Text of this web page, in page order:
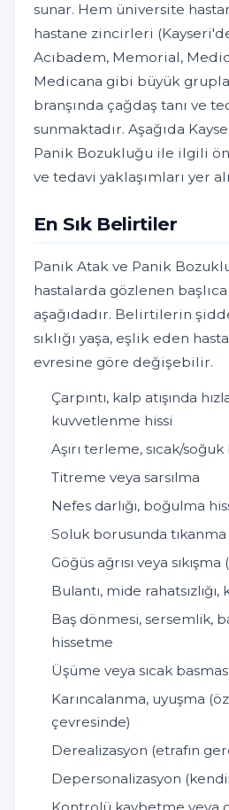
sunar. Hem üniversite
hastane zincirleri
Acıbadem, Memorial,
Medicana gibi büyük
branşında çağdaş tanı ve
sunmaktadır. Aşağıda
Panik Bozukluğu ile ilgili
ve tedavi yaklaşımları yer
En Sık Belirtiler
Panik Atak ve Panik
hastalarda gözlenen
aşağıdadır. Belirtilerin
sıklığı yaşa, eşlik eden
evresine göre değişebilir.
Çarpıntı, kalp atışında
kuvvetlenme hissi
Aşırı terleme, sıcak/soğuk
Titreme veya sarsılma
Nefes darlığı, boğulma
Soluk borusunda tıkanma
Göğüs ağrısı veya
Bulantı, mide rahatsızlığı,
Baş dönmesi, sersemlik,
hissetme
Üşüme veya sıcak
Karıncalanma, uyuşma
çevresinde)
Derealizasyon (etrafın
Depersonalizasyon